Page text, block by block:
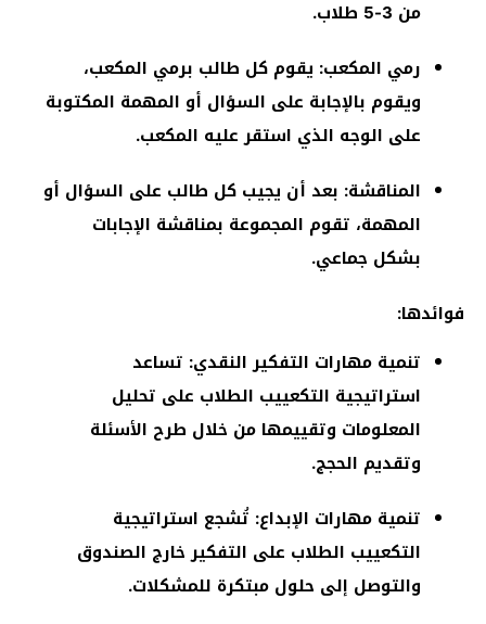
من 3-5 طلاب.
رمي المكعب: يقوم كل طالب برمي المكعب،
ويقوم بالإجابة على السؤال أو المهمة المكتوبة
على الوجه الذي استقر عليه المكعب.
المناقشة: بعد أن يجيب كل طالب على السؤال أو
المهمة، تقوم المجموعة بمناقشة الإجابات
بشكل جماعي.
فوائدها:
تنمية مهارات التفكير النقدي: تساعد
استراتيجية التكعييب الطلاب على تحليل
المعلومات وتقييمها من خلال طرح الأسئلة
وتقديم الحجج.
تنمية مهارات الإبداع: تُشجع استراتيجية
التكعييب الطلاب على التفكير خارج الصندوق
والتوصل إلى حلول مبتكرة للمشكلات.